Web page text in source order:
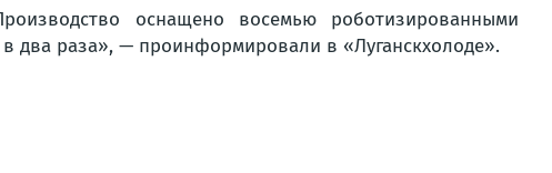
оснащено восемью роботизированными
два раза», — проинформировали в «Луганскхолоде».